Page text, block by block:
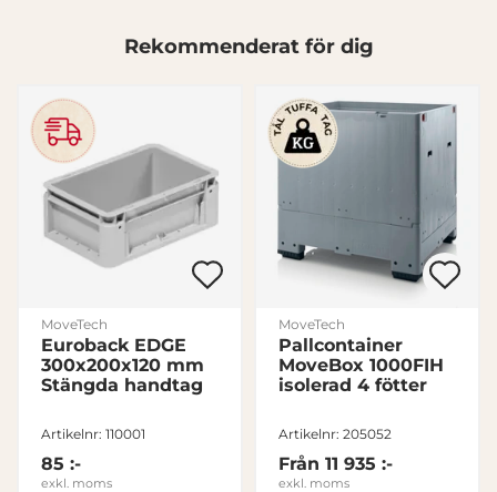
samlat in när du har använt deras tjänster.
Nödvändig
Inställningar
Statistik
Marknadsföring
Tillåt alla
Rekommenderat för dig
MoveTech
Euroback EDGE
300x200x120 mm
Stängda handtag
Artikelnr: 110001
85 :-
exkl. moms
MoveTech
Pallcontainer
MoveBox 1000FIH
isolerad 4 fötter
Artikelnr: 205052
Från 11 935 :-
exkl. moms